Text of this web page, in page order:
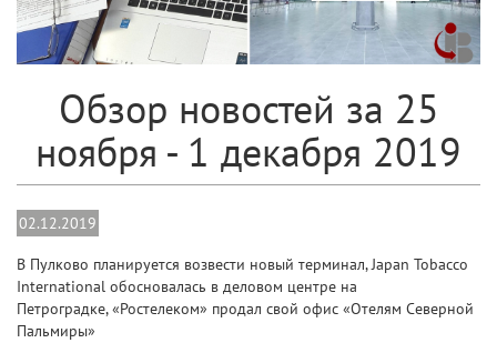
Обзор новостей за 25
ноября - 1 декабря 2019
02.12.2019
В Пулково планируется возвести новый терминал, Japan Tobacco
International обосновалась в деловом центре на
Петроградке, «Ростелеком» продал свой офис «Отелям Северной
Пальмиры»